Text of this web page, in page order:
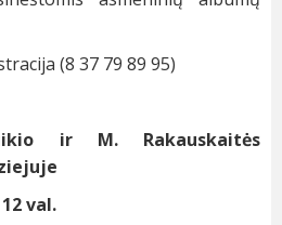
(8 37 79 89 95)
ir M. Rakauskaitės
val.